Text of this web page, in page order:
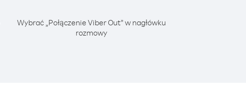
Wybrać „Połączenie Viber Out” w nagłówku
rozmowy